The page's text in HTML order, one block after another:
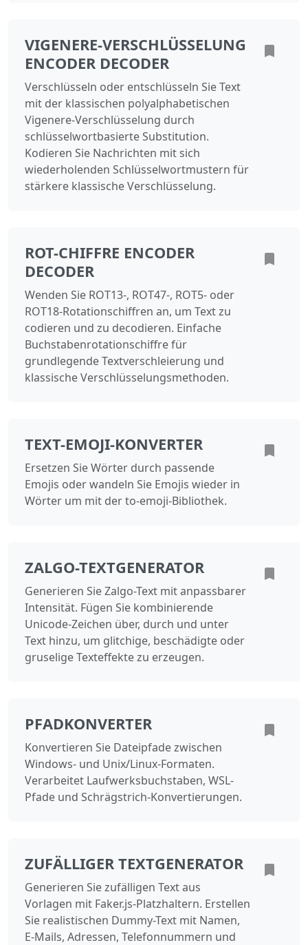
VIGENERE-VERSCHLÜSSELUNG
ENCODER DECODER
Verschlüsseln oder entschlüsseln Sie Text
mit der klassischen polyalphabetischen
Vigenere-Verschlüsselung durch
schlüsselwortbasierte Substitution.
Kodieren Sie Nachrichten mit sich
wiederholenden Schlüsselwortmustern für
stärkere klassische Verschlüsselung.
ROT-CHIFFRE ENCODER
DECODER
Wenden Sie ROT13-, ROT47-, ROT5- oder
ROT18-Rotationschiffren an, um Text zu
codieren und zu decodieren. Einfache
Buchstabenrotationschiffre für
grundlegende Textverschleierung und
klassische Verschlüsselungsmethoden.
TEXT-EMOJI-KONVERTER
Ersetzen Sie Wörter durch passende
Emojis oder wandeln Sie Emojis wieder in
Wörter um mit der to-emoji-Bibliothek.
ZALGO-TEXTGENERATOR
Generieren Sie Zalgo-Text mit anpassbarer
Intensität. Fügen Sie kombinierende
Unicode-Zeichen über, durch und unter
Text hinzu, um glitchige, beschädigte oder
gruselige Texteffekte zu erzeugen.
PFADKONVERTER
Konvertieren Sie Dateipfade zwischen
Windows- und Unix/Linux-Formaten.
Verarbeitet Laufwerksbuchstaben, WSL-
Pfade und Schrägstrich-Konvertierungen.
ZUFÄLLIGER TEXTGENERATOR
Generieren Sie zufälligen Text aus
Vorlagen mit Faker.js-Platzhaltern. Erstellen
Sie realistischen Dummy-Text mit Namen,
E-Mails, Adressen, Telefonnummern und